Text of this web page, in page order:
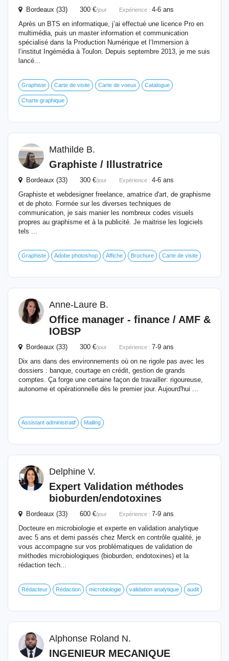
Bordeaux (33) 300 €/jour Expérience : 4-6 ans
Après un BTS en informatique, j’ai effectué une licence Pro en
multimédia, puis un master information et communication
spécialisé dans la Production Numérique et l’Immersion à
l’institut Ingémédia à Toulon. Depuis septembre 2013, je me suis
lancé...
Graphiste Carte de visite Carte de voeux Catalogue
Charte graphique
Mathilde B.
Graphiste / Illustratrice
Bordeaux (33) 300 €/jour Expérience : 4-6 ans
Graphiste et webdesigner freelance, amatrice d'art, de graphisme
et de photo. Formée sur les diverses techniques de
communication, je sais manier les nombreux codes visuels
propres au graphisme et à la publicité. Je maitrise les logiciels
tels ...
Graphiste Adobe photoshop Affiche Brochure Carte de visite
Anne-Laure B.
Office manager - finance / AMF &
IOBSP
Bordeaux (33) 300 €/jour Expérience : 7-9 ans
Dix ans dans des environnements où on ne rigole pas avec les
dossiers : banque, courtage en crédit, gestion de grands
comptes. Ça forge une certaine façon de travailler: rigoureuse,
autonome et opérationnelle dès le premier jour. Aujourd'hui ...
Assistant administratif Mailing
Delphine V.
Expert Validation méthodes
bioburden/endotoxines
Bordeaux (33) 600 €/jour Expérience : 7-9 ans
Docteure en microbiologie et experte en validation analytique
avec 5 ans et demi passés chez Merck en contrôle qualité, je
vous accompagne sur vos problématiques de validation de
méthodes microbiologiques (bioburden, endotoxines) et la
rédaction tech...
Rédacteur Rédaction microbiologie validation analytique audit
Alphonse Roland N.
INGENIEUR MECANIQUE